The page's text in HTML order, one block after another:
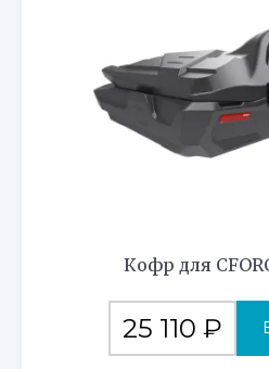
Кофр для
25 110 ₽